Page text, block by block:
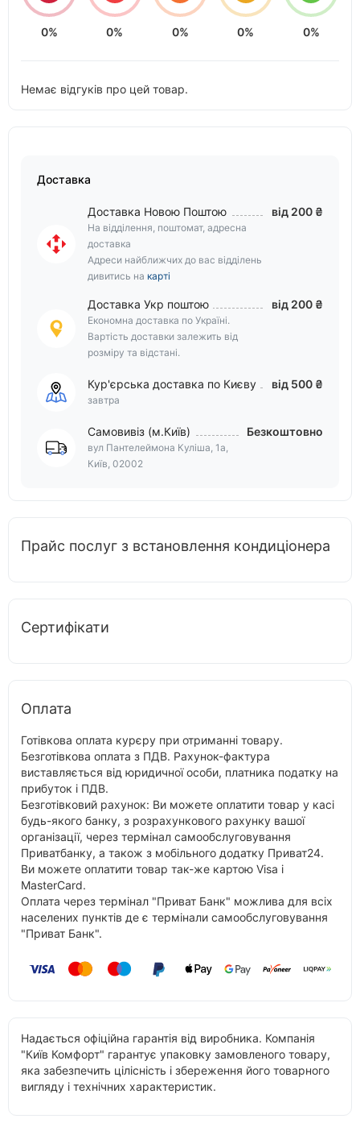
0% 0% 0% 0% 0%
Немає відгуків про цей товар.
Доставка
Доставка Новою Поштою
На відділення, поштомат, адресна
доставка
Адреси найближчих до вас відділень
дивитись на карті
від 200 ₴
Доставка Укр поштою
Економна доставка по Україні.
Вартість доставки залежить від
розміру та відстані.
від 200 ₴
Кур'єрська доставка по Києву
завтра
від 500 ₴
Самовивіз (м.Київ)
вул Пантелеймона Куліша, 1а,
Київ, 02002
Безкоштовно
Прайс послуг з встановлення кондиціонера
Сертифікати
Оплата
Готівкова оплата курєру при отриманні товару.
Безготівкова оплата з ПДВ. Рахунок-фактура
виставляється від юридичної особи, платника податку на
прибуток і ПДВ.
Безготівковий рахунок: Ви можете оплатити товар у касі
будь-якого банку, з розрахункового рахунку вашої
організації, через термінал самообслуговування
Приватбанку, а також з мобільного додатку Приват24.
Ви можете оплатити товар так-же картою Visa і
MasterCard.
Оплата через термінал "Приват Банк" можлива для всіх
населених пунктів де є термінали самообслуговування
"Приват Банк".
Надається офіційна гарантія від виробника. Компанія
"Київ Комфорт" гарантує упаковку замовленого товару,
яка забезпечить цілісність і збереження його товарного
вигляду і технічних характеристик.